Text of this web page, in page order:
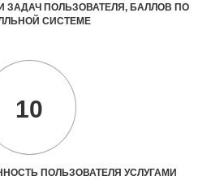
ПОЛЬЗОВАТЕЛЯ, БАЛЛОВ ПО
СИСТЕМЕ
10
ПОЛЬЗОВАТЕЛЯ УСЛУГАМИ